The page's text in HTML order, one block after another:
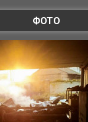
ФОТО